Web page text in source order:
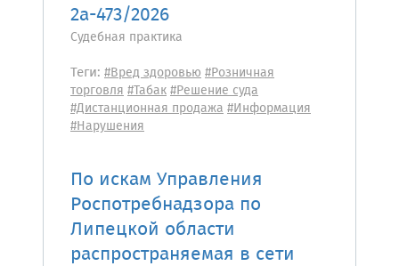
2а-473/2026
Судебная практика
Теги: #Вред здоровью#Розничная
торговля#Табак#Решение суда
#Дистанционная продажа#Информация
#Нарушения
По искам Управления
Роспотребнадзора по
Липецкой области
распространяемая в сети